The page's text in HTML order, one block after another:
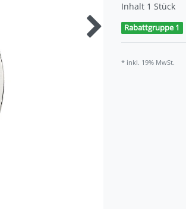
Inhalt 1 Stück
Rabattgruppe 1
* inkl. 19% MwSt.